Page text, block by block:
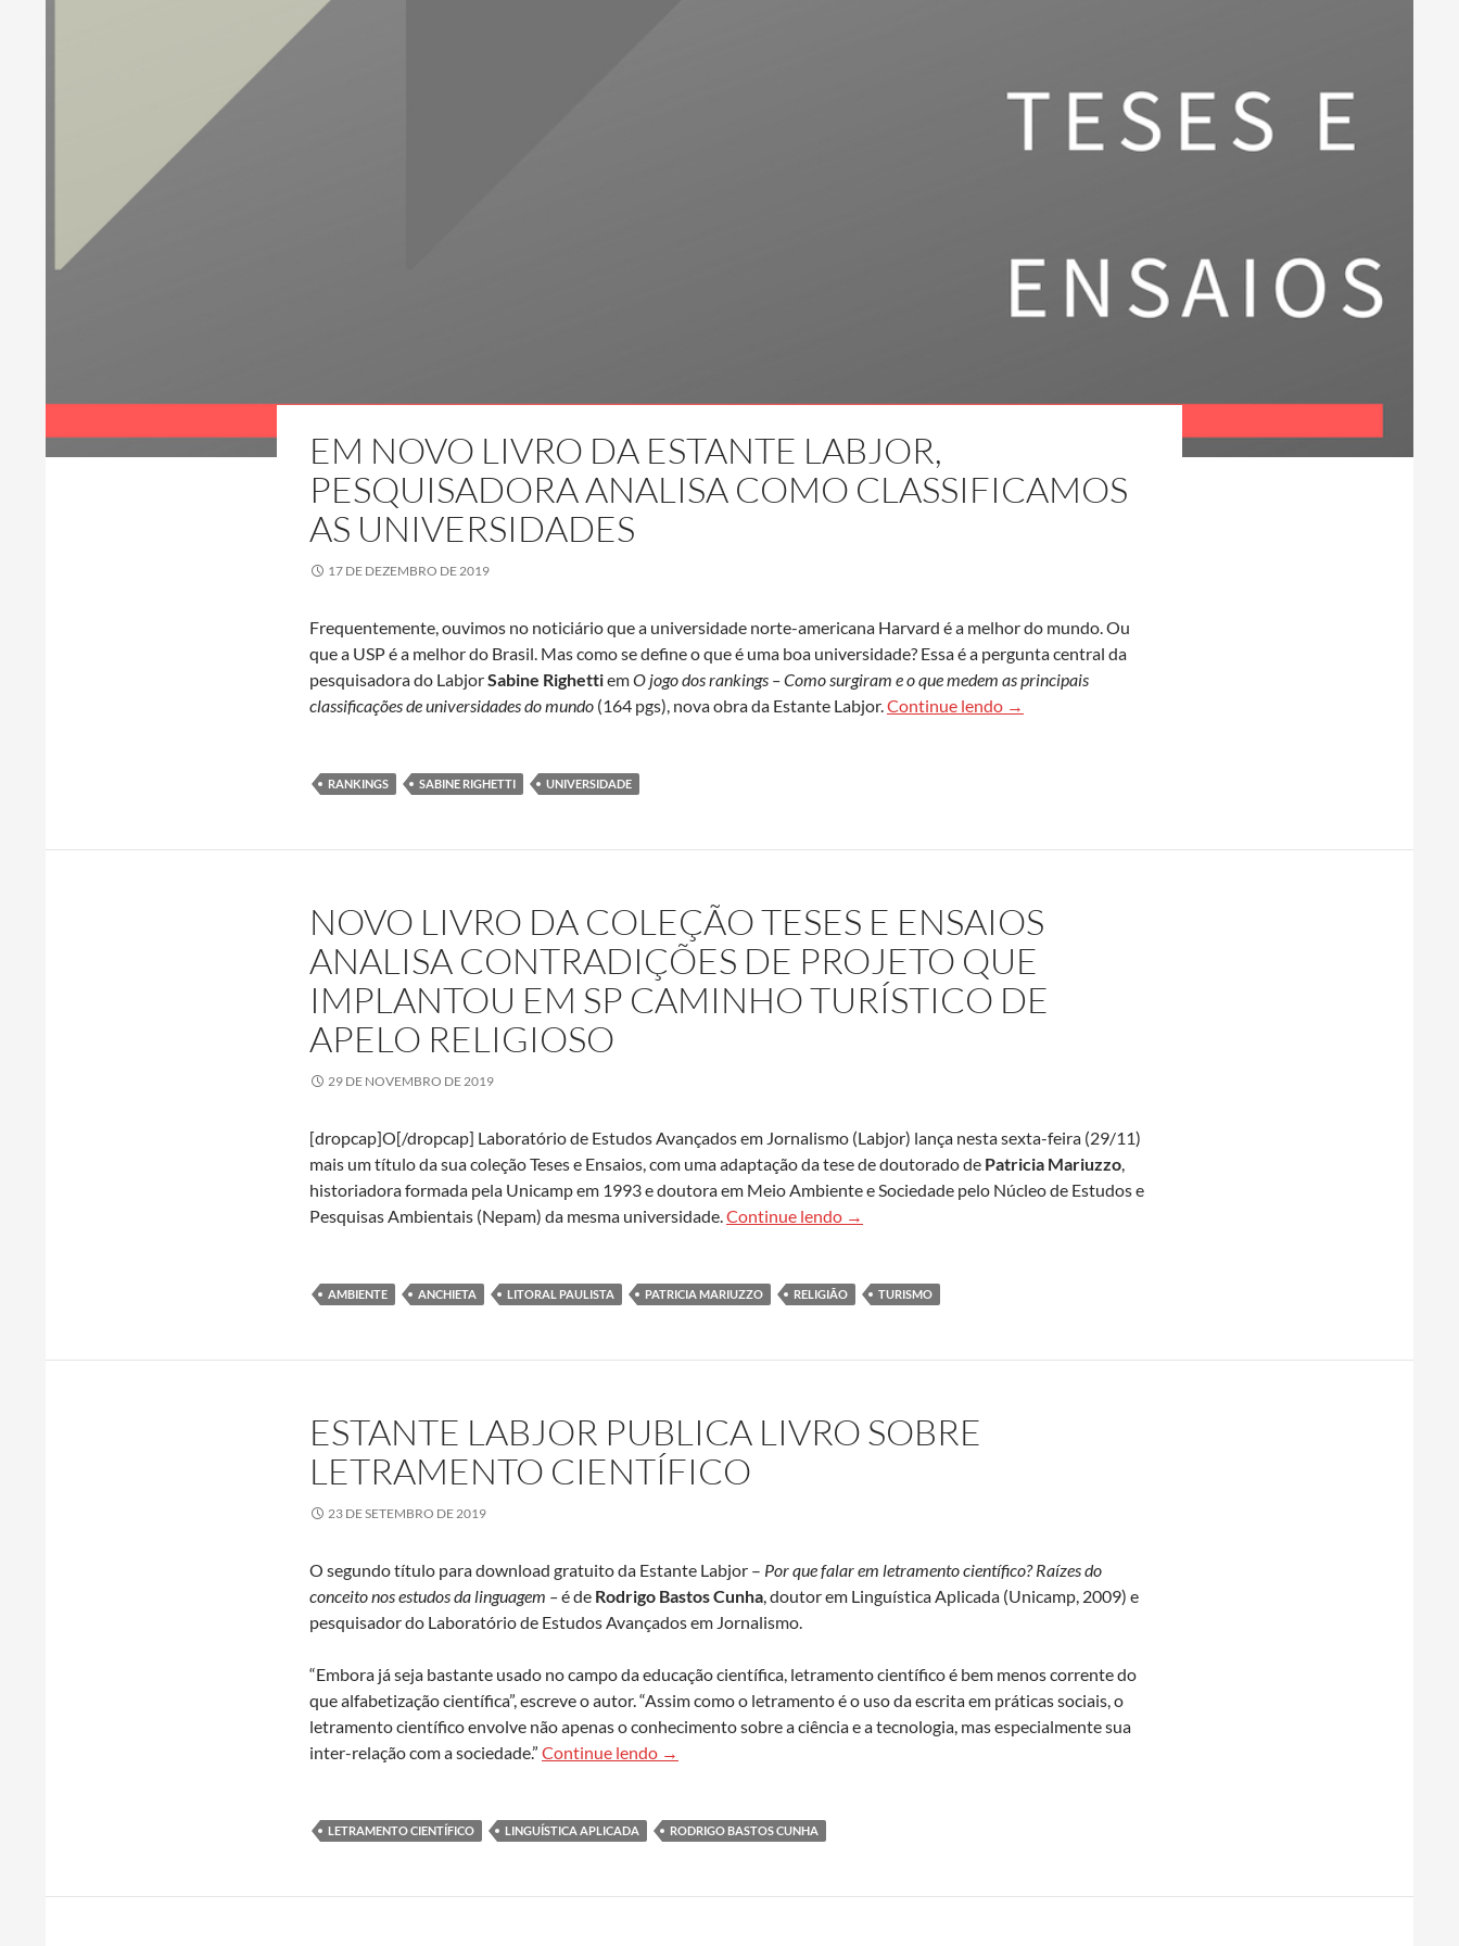
EM NOVO LIVRO DA ESTANTE LABJOR,
PESQUISADORA ANALISA COMO CLASSIFICAMOS
AS UNIVERSIDADES
17 DE DEZEMBRO DE 2019
Frequentemente, ouvimos no noticiário que a universidade norte-americana Harvard é a melhor do mundo. Ou
que a USP é a melhor do Brasil. Mas como se define o que é uma boa universidade? Essa é a pergunta central da
pesquisadora do LabjorSabine RighettiemO jogo dos rankings – Como surgiram e o que medem as principais
classificações de universidades do mundo (164 pgs), nova obra da Estante Labjor.Continue lendo Em novo livro da Estante Labjor, pesquisadora analisa como
→
RANKINGS SABINE RIGHETTI UNIVERSIDADE
NOVO LIVRO DA COLEÇÃO TESES E ENSAIOS
ANALISA CONTRADIÇÕES DE PROJETO QUE
IMPLANTOU EM SP CAMINHO TURÍSTICO DE
APELO RELIGIOSO
29 DE NOVEMBRO DE 2019
[dropcap]O[/dropcap] Laboratório de Estudos Avançados em Jornalismo (Labjor) lança nesta sexta-feira (29/11)
mais um título da sua coleção Teses e Ensaios, com uma adaptação da tese de doutorado de Patricia Mariuzzo,
historiadora formada pela Unicamp em 1993 e doutora em Meio Ambiente e Sociedade pelo Núcleo de Estudos e
Pesquisas Ambientais (Nepam) da mesma universidade.Continue lendo Novo livro da coleção Teses e Ensaios analisa contradições de projeto que
→
AMBIENTE ANCHIETA LITORAL PAULISTA PATRICIA MARIUZZO RELIGIÃO TURISMO
ESTANTE LABJOR PUBLICA LIVRO SOBRE
LETRAMENTO CIENTÍFICO
23 DE SETEMBRO DE 2019
O segundo título para download gratuito da Estante Labjor – Por que falar em letramento científico? Raízes do
conceito nos estudos da linguagem –é de Rodrigo Bastos Cunha, doutor em Linguística Aplicada (Unicamp, 2009) e
pesquisador do Laboratório de Estudos Avançados em Jornalismo.
“Embora já seja bastante usado no campo da educação científica, letramento científico é bem menos corrente do
que alfabetização científica”, escreve o autor. “Assim como o letramento é o uso da escrita em práticas sociais, o
letramento científico envolve não apenas o conhecimento sobre a ciência e a tecnologia, mas especialmente sua
inter-relação com a sociedade.” Continue lendo Estante Labjor publica livro sobre letramento científico
→
LETRAMENTO CIENTÍFICO LINGUÍSTICA APLICADA RODRIGO BASTOS CUNHA